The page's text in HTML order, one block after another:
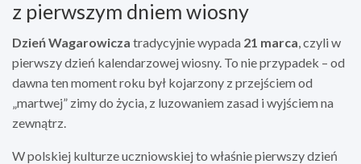
z pierwszym dniem wiosny
Dzień Wagarowicza tradycyjnie wypada 21 marca , czyli w
pierwszy dzień kalendarzowej wiosny. To nie przypadek – od
dawna ten moment roku był kojarzony z przejściem od
„martwej” zimy do życia, z luzowaniem zasad i wyjściem na
zewnątrz.
W polskiej kulturze uczniowskiej to właśnie pierwszy dzień